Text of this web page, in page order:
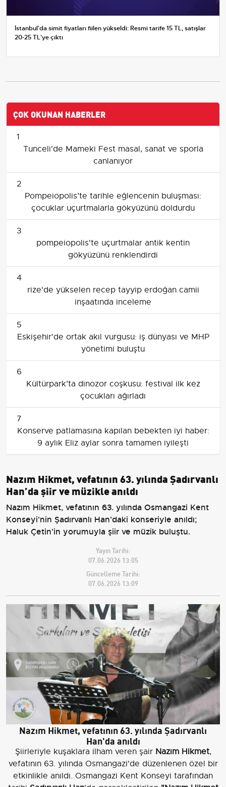
İstanbul'da simit fiyatları fiilen yükseldi: Resmi tarife 15 TL, satışlar
20-25 TL'ye çıktı
ÇOK OKUNAN HABERLER
1
Tunceli'de Mameki Fest masal, sanat ve sporla
canlanıyor
2
Pompeiopolis’te tarihle eğlencenin buluşması:
çocuklar uçurtmalarla gökyüzünü doldurdu
3
pompeiopolis'te uçurtmalar antik kentin
gökyüzünü renklendirdi
4
rize'de yükselen recep tayyip erdoğan camii
inşaatında inceleme
5
Eskişehir'de ortak akıl vurgusu: iş dünyası ve MHP
yönetimi buluştu
6
Kültürpark’ta dinozor coşkusu: festival ilk kez
çocukları ağırladı
7
Konserve patlamasına kapılan bebekten iyi haber:
9 aylık Eliz aylar sonra tamamen iyileşti
Nazım Hikmet, vefatının 63. yılında Şadırvanlı
Han’da şiir ve müzikle anıldı
Nazım Hikmet, vefatının 63. yılında Osmangazi Kent
Konseyi'nin Şadırvanlı Han'daki konseriyle anıldı;
Haluk Çetin'in yorumuyla şiir ve müzik buluştu.
Yayın Tarihi:
07.06.2026 13:05
Güncelleme Tarihi:
07.06.2026 13:09
Nazım Hikmet, vefatının 63. yılında Şadırvanlı
Han'da anıldı
Şiirleriyle kuşaklara ilham veren şair Nazım Hikmet,
vefatının 63. yılında Osmangazi'de düzenlenen özel bir
etkinlikle anıldı. Osmangazi Kent Konseyi tarafından